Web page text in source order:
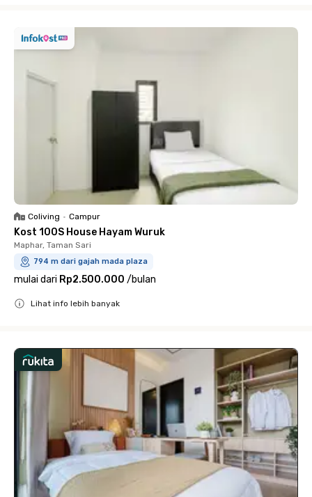
Coliving • Campur
Kost 100S House Hayam Wuruk
Maphar, Taman Sari
794 m dari gajah mada plaza
mulai dari Rp2.500.000 /bulan
Lihat info lebih banyak